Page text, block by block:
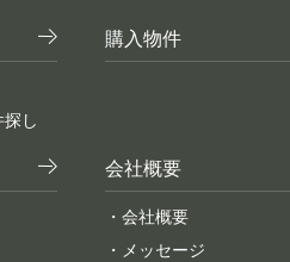
し
購入物件
会社概要
・会社概要
・メッセージ